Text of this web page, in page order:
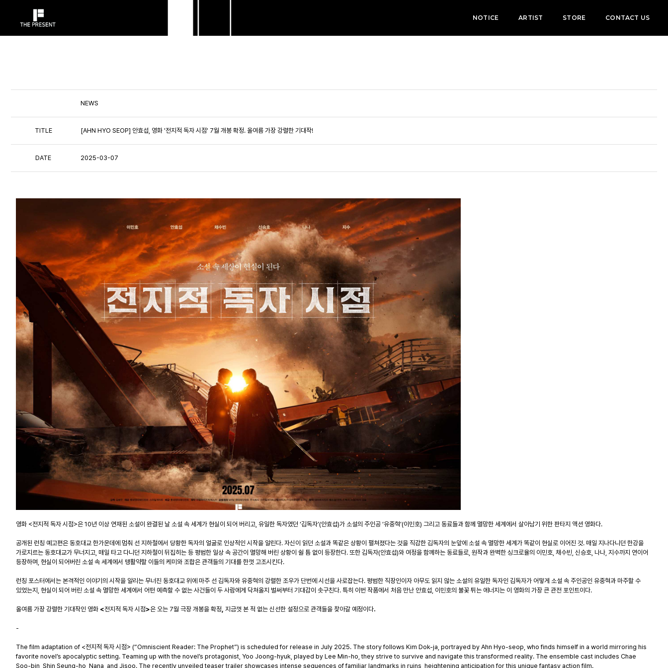
NOTICE ARTIST STORE CONTACT US
NEWS
TITLE [AHN HYO SEOP] 안효섭, 영화 '전지적 독자 시점' 7월 개봉 확정. 올여름 가장 강렬한 기대작!
DATE 2025-03-07
영화 <전지적 독자 시점>은 10년 이상 연재된 소설이 완결된 날 소설 속 세계가 현실이 되어 버리고, 유일한 독자였던 ‘김독자’(안효섭)가 소설의 주인공 ‘유중혁’(이민호) 그리고 동료들과 함께 멸망한 세계에서 살아남기 위한 판타지 액션 영화다.
공개된 런칭 예고편은 동호대교 한가운데에 멈춰 선 지하철에서 당황한 독자의 얼굴로 인상적인 시작을 알린다. 자신이 읽던 소설과 똑같은 상황이 펼쳐졌다는 것을 직감한 김독자의 눈앞에 소설 속 멸망한 세계가 똑같이 현실로 이어진 것. 매일 지나다니던 한강을
가로지르는 동호대교가 무너지고, 매일 타고 다니던 지하철이 뒤집히는 등 평범한 일상 속 공간이 멸망해 버린 상황이 쉴 틈 없이 등장한다. 또한 김독자(안효섭)와 여정을 함께하는 동료들로, 원작과 완벽한 싱크로율의 이민호, 채수빈, 신승호, 나나, 지수까지 연이어
등장하며, 현실이 되어버린 소설 속 세계에서 맹활약할 이들의 케미와 조합은 관객들의 기대를 한껏 고조시킨다.
런칭 포스터에서는 본격적인 이야기의 시작을 알리는 무너진 동호대교 위에 마주 선 김독자와 유중혁의 강렬한 조우가 단번에 시선을 사로잡는다. 평범한 직장인이자 아무도 읽지 않는 소설의 유일한 독자인 김독자가 어떻게 소설 속 주인공인 유중혁과 마주할 수
있었는지, 현실이 되어 버린 소설 속 멸망한 세계에서 어떤 예측할 수 없는 사건들이 두 사람에게 닥쳐올지 벌써부터 기대감이 솟구친다. 특히 이번 작품에서 처음 만난 안효섭, 이민호의 불꽃 튀는 에너지는 이 영화의 가장 큰 관전 포인트이다.
올여름 가장 강렬한 기대작인 영화 <전지적 독자 시점>은 오는 7월 극장 개봉을 확정 지금껏 본 적 없는 신선한 설정으로 관객들을 찾아갈 예정이다.
-
The film adaptation of <전지적 독자 시점> (“Omniscient Reader: The Prophet”) is scheduled for release in July 2025. The story follows Kim Dok-ja, portrayed by Ahn Hyo-seop, who finds himself in a world mirroring his
favorite novel’s apocalyptic setting. Teaming up with the novel’s protagonist, Yoo Joong-hyuk, played by Lee Min-ho, they strive to survive and navigate this transformed reality. The ensemble cast includes Chae
Soo-bin, Shin Seung-ho, Nana, and Jisoo. The recently unveiled teaser trailer showcases intense sequences of familiar landmarks in ruins, heightening anticipation for this unique fantasy action film.